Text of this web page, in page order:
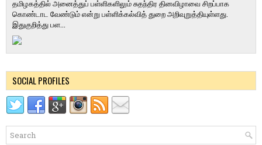
தமிழகத்தில் அனைத்துப் பள்ளிகளிலும் சுதந்திர தினவிழாவை சிறப்பாக
கொண்டாட வேண்டும் என்று பள்ளிக்கல்வித் துறை அறிவுறுத்தியுள்ளது.
இதுகுறித்து பள...
SOCIAL PROFILES